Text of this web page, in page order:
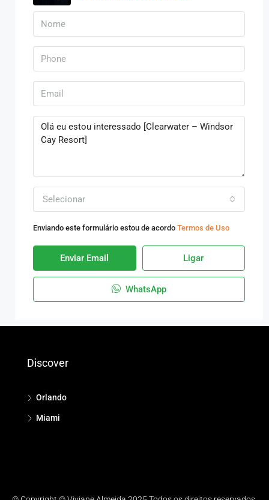
Selecionar
Enviando este formulário estou de acordo Termos de Uso
Enviar Email Ligar
WhatsApp
Discover
Orlando
Miami